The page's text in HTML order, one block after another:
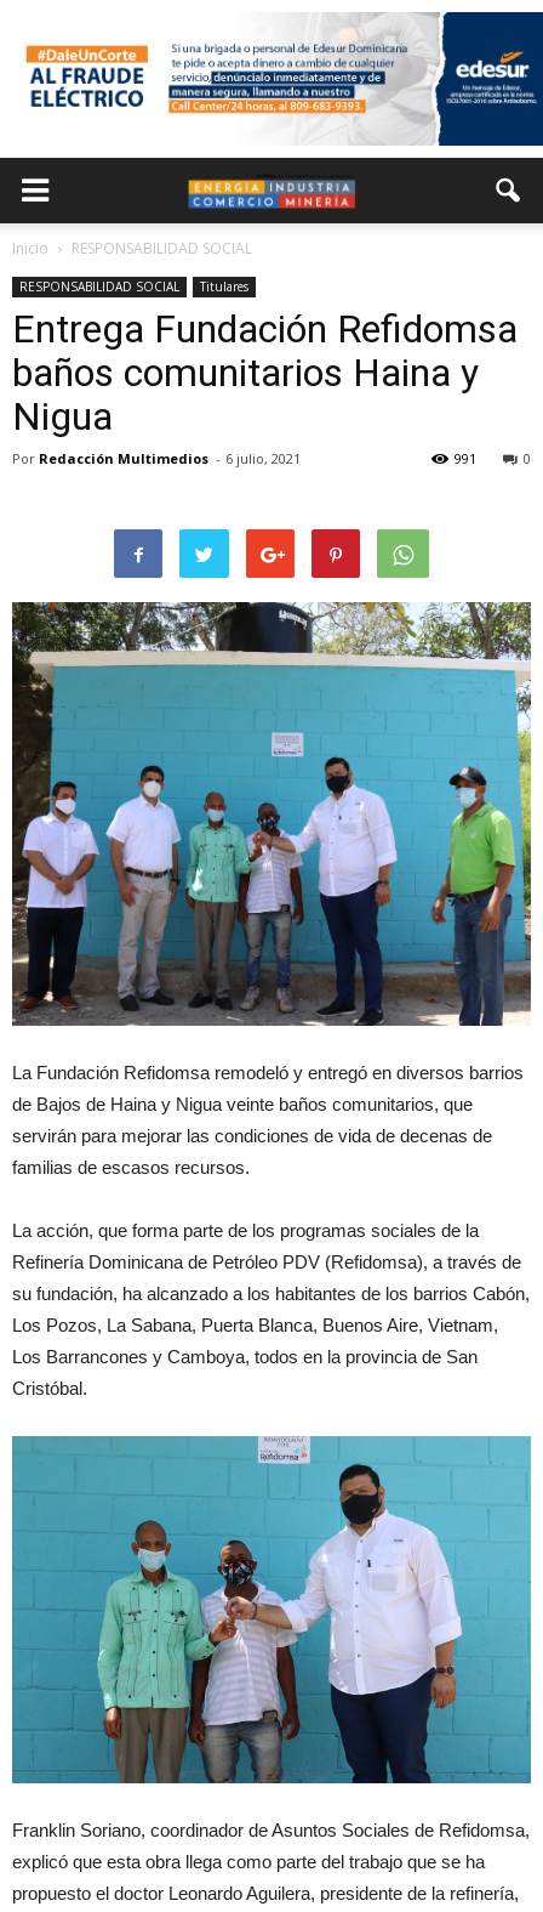
Inicio RESPONSABILIDAD SOCIAL
RESPONSABILIDAD SOCIAL Titulares
Entrega Fundación Refidomsa
baños comunitarios Haina y
Nigua
Por Redacción Multimedios - 6 julio, 2021 0
991
La Fundación Refidomsa remodeló y entregó en diversos barrios
de Bajos de Haina y Nigua veinte baños comunitarios, que
servirán para mejorar las condiciones de vida de decenas de
familias de escasos recursos.
La acción, que forma parte de los programas sociales de la
Refinería Dominicana de Petróleo PDV (Refidomsa), a través de
su fundación, ha alcanzado a los habitantes de los barrios Cabón,
Los Pozos, La Sabana, Puerta Blanca, Buenos Aire, Vietnam,
Los Barrancones y Camboya, todos en la provincia de San
Cristóbal.
Franklin Soriano, coordinador de Asuntos Sociales de Refidomsa,
explicó que esta obra llega como parte del trabajo que se ha
propuesto el doctor Leonardo Aguilera, presidente de la refinería,